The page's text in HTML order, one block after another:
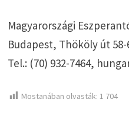
Magyarországi
Budapest, Thököly út 58-
Tel.: (70) 932-7464,
Mostanában olvasták: 1 704